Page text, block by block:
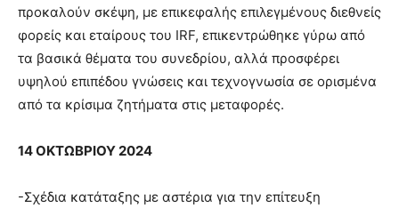
προκαλούν σκέψη, με επικεφαλής επιλεγμένους διεθνείς
φορείς και εταίρους του IRF, επικεντρώθηκε γύρω από
τα βασικά θέματα του συνεδρίου, αλλά προσφέρει
υψηλού επιπέδου γνώσεις και τεχνογνωσία σε ορισμένα
από τα κρίσιμα ζητήματα στις μεταφορές.
14 ΟΚΤΩΒΡΙΟΥ 2024
-Σχέδια κατάταξης με αστέρια για την επίτευξη